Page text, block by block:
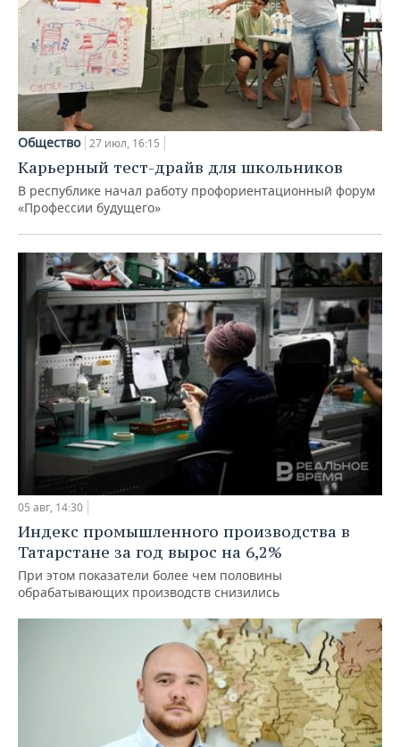
Общество 27 июл, 16:15
Карьерный тест-драйв для школьников
В республике начал работу профориентационный форум
«Профессии будущего»
05 авг, 14:30
Индекс промышленного производства в
Татарстане за год вырос на 6,2%
При этом показатели более чем половины
обрабатывающих производств снизились